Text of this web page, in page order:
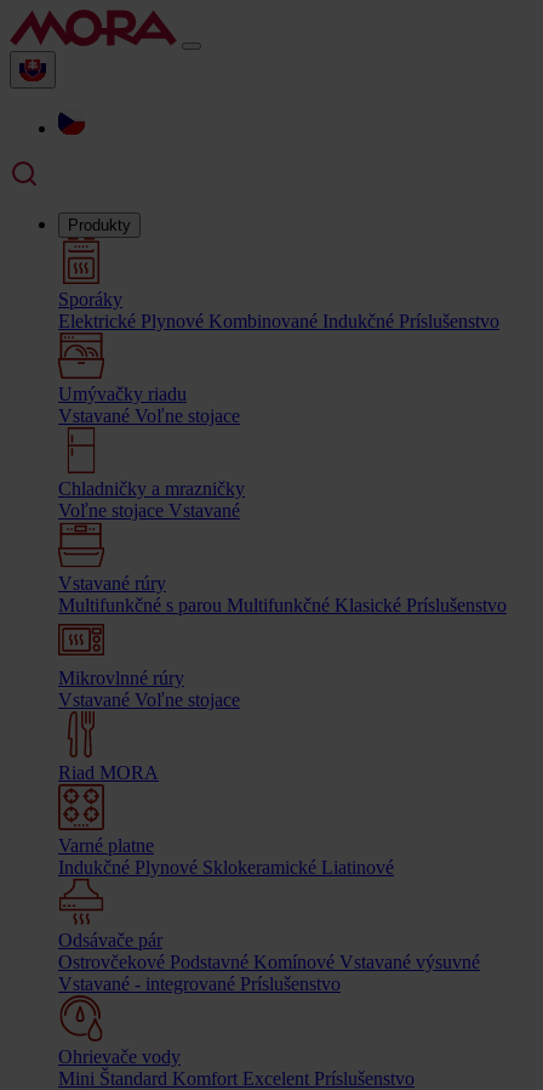
Produkty
Sporáky
Elektrické Plynové Kombinované Indukčné Príslušenstvo
Umývačky riadu
Vstavané Voľne stojace
Chladničky a mrazničky
Voľne stojace Vstavané
Vstavané rúry
Multifunkčné s parou Multifunkčné Klasické Príslušenstvo
Mikrovlnné rúry
Vstavané Voľne stojace
Riad MORA
Varné platne
Indukčné Plynové Sklokeramické Liatinové
Odsávače pár
Ostrovčekové Podstavné Komínové Vstavané výsuvné
Vstavané - integrované Príslušenstvo
Ohrievače vody
Mini Štandard Komfort Excelent Príslušenstvo